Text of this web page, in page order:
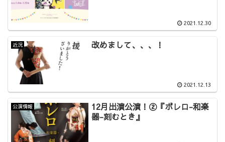
2021.12.30
近況 改めまして、、、！
2021.12.13
公演情報
12月出演公演！②『ボレロ-和楽
器-刻むとき』